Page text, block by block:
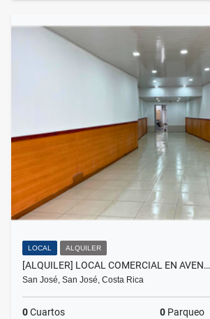
LOCAL ALQUILER
[ALQUILER] LOCAL COMERCIAL EN AVEN…
San José, San José, Costa Rica
0Cuartos 0 Parqueo